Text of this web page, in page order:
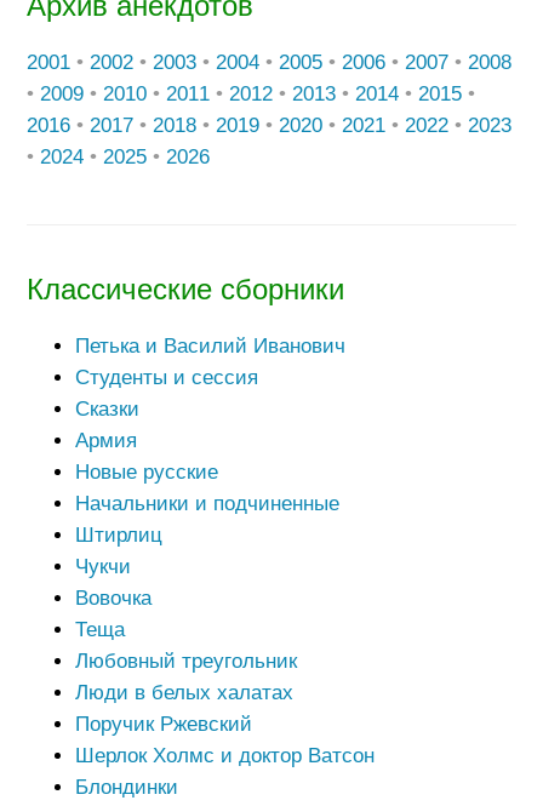
2001 • 2002 • 2003 • 2004 • 2005 • 2006 • 2007 • 2008
• 2009 • 2010 • 2011 • 2012 • 2013 • 2014 • 2015 •
2016 • 2017 • 2018 • 2019 • 2020 • 2021 • 2022 • 2023
• 2024 • 2025 • 2026
Классические сборники
Петька и Василий Иванович
Студенты и сессия
Сказки
Армия
Новые русские
Начальники и подчиненные
Штирлиц
Чукчи
Вовочка
Теща
Любовный треугольник
Люди в белых халатах
Поручик Ржевский
Шерлок Холмс и доктор Ватсон
Блондинки